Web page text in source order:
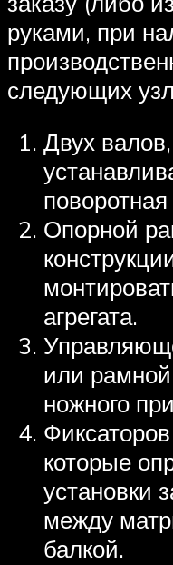
руками, при
следующих
Двух
Опорной
агрегата.
или
ножного
которые
установки
между
балкой.